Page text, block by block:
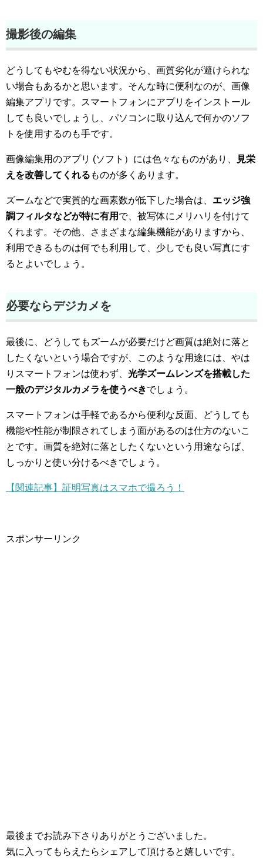
撮影後の編集
どうしてもやむを得ない状況から、画質劣化が避けられな
い場合もあるかと思います。そんな時に便利なのが、画像
編集アプリです。スマートフォンにアプリをインストール
しても良いでしょうし、パソコンに取り込んで何かのソフ
トを使用するのも手です。
画像編集用のアプリ (ソフト）には色々なものがあり、
見栄
えを改善してくれる ものが多くあります。
ズームなどで実質的な画素数が低下した場合は、 エッジ強
調フィルタなどが特に有用 で、被写体にメリハリを付けて
くれます。その他、さまざまな編集機能がありますから、
利用できるものは何でも利用して、少しでも良い写真にす
るとよいでしょう。
必要ならデジカメを
最後に、どうしてもズームが必要だけど画質は絶対に落と
したくないという場合ですが、このような用途には、やは
りスマートフォンは使わず、 光学ズームレンズを搭載した
一般のデジタルカメラを使うべきでしょう。
スマートフォンは手軽であるから便利な反面、どうしても
機能や性能が制限されてしまう面があるのは仕方のないこ
とです。画質を絶対に落としたくないという用途ならば、
しっかりと使い分けるべきでしょう。
【関連記事】証明写真はスマホで撮ろう！
スポンサーリンク
最後までお読み下さりありがとうございました。
気に入ってもらえたらシェアして頂けると嬉しいです。